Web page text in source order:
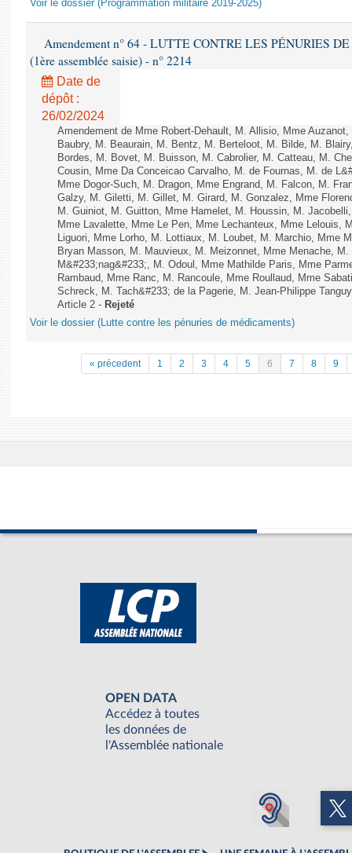
Voir le dossier (Programmation militaire 2019-2025)
Amendement n° 64 - LUTTE CONTRE LES PÉNURIES
(1ère assemblée saisie) - n° 2214
Date de
dépôt :
26/02/2024
Amendement de Mme Robert-Dehault, M. Allisio, Mme
Baubry, M. Beaurain, M. Bentz, M. Berteloot, M. Bilde, M.
Bordes, M. Bovet, M. Buisson, M. Cabrolier, M. Catteau, M.
Cousin, Mme Da Conceicao Carvalho, M. de Fournas, M. de
Mme Dogor-Such, M. Dragon, Mme Engrand, M. Falcon, M.
Galzy, M. Giletti, M. Gillet, M. Girard, M. Gonzalez, Mme
M. Guiniot, M. Guitton, Mme Hamelet, M. Houssin, M.
Mme Lavalette, Mme Le Pen, Mme Lechanteux, Mme Lelouis,
Liguori, Mme Lorho, M. Lottiaux, M. Loubet, M. Marchio, Mme
Bryan Masson, M. Mauvieux, M. Meizonnet, Mme Menache,
M&#233;nag&#233;, M. Odoul, Mme Mathilde Paris, Mme
Rambaud, Mme Ranc, M. Rancoule, Mme Roullaud, Mme
Schreck, M. Tach&#233; de la Pagerie, M. Jean-Philippe
Article 2 - Rejeté
Voir le dossier (Lutte contre les pénuries de médicaments)
« précedent 1 2 3 4 5 6 7 8 9
OPEN DATA
Accédez à toutes
les données de
l'Assemblée nationale